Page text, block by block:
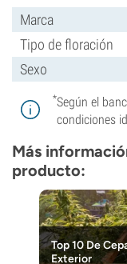
Marca
Tipo de floración
Sexo
*Según el
condiciones
Más
producto:
Top 10 De
Exterior